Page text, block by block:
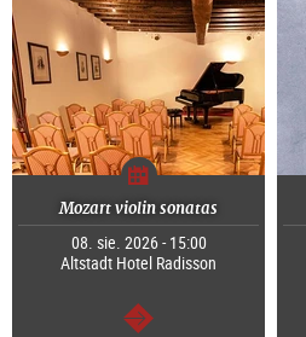
Mozart violin sonatas
08. sie. 2026 - 15:00
Altstadt Hotel Radisson